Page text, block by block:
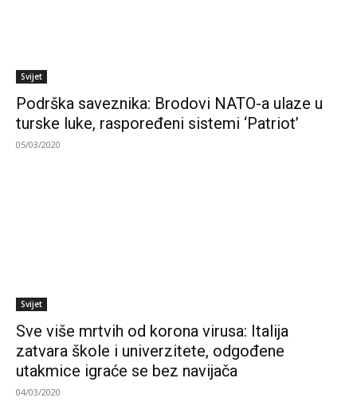
Svijet
Podrška saveznika: Brodovi NATO-a ulaze u
turske luke, raspoređeni sistemi ‘Patriot’
05/03/2020
Svijet
Sve više mrtvih od korona virusa: Italija
zatvara škole i univerzitete, odgođene
utakmice igraće se bez navijača
04/03/2020